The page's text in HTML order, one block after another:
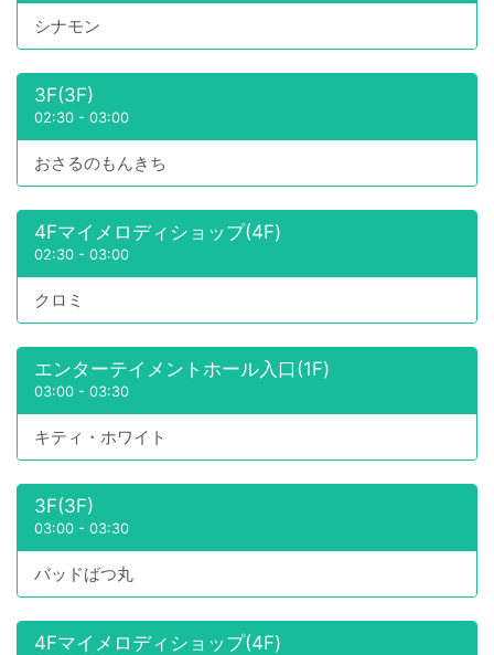
シナモン
3F(3F)
02:30 - 03:00
おさるのもんきち
4Fマイメロディショップ(4F)
02:30 - 03:00
クロミ
エンターテイメントホール入口(1F)
03:00 - 03:30
キティ・ホワイト
3F(3F)
03:00 - 03:30
バッドばつ丸
4Fマイメロディショップ(4F)